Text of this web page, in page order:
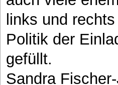
links und
Politik der
gefüllt.
Sandra